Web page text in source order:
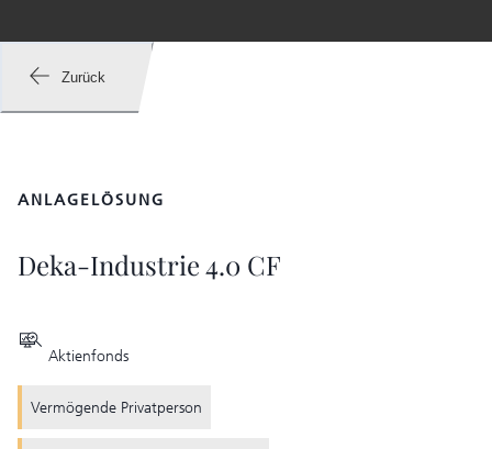
Zurück
ANLAGELÖSUNG
Deka-Industrie 4.0 CF
Aktienfonds
Vermögende Privatperson